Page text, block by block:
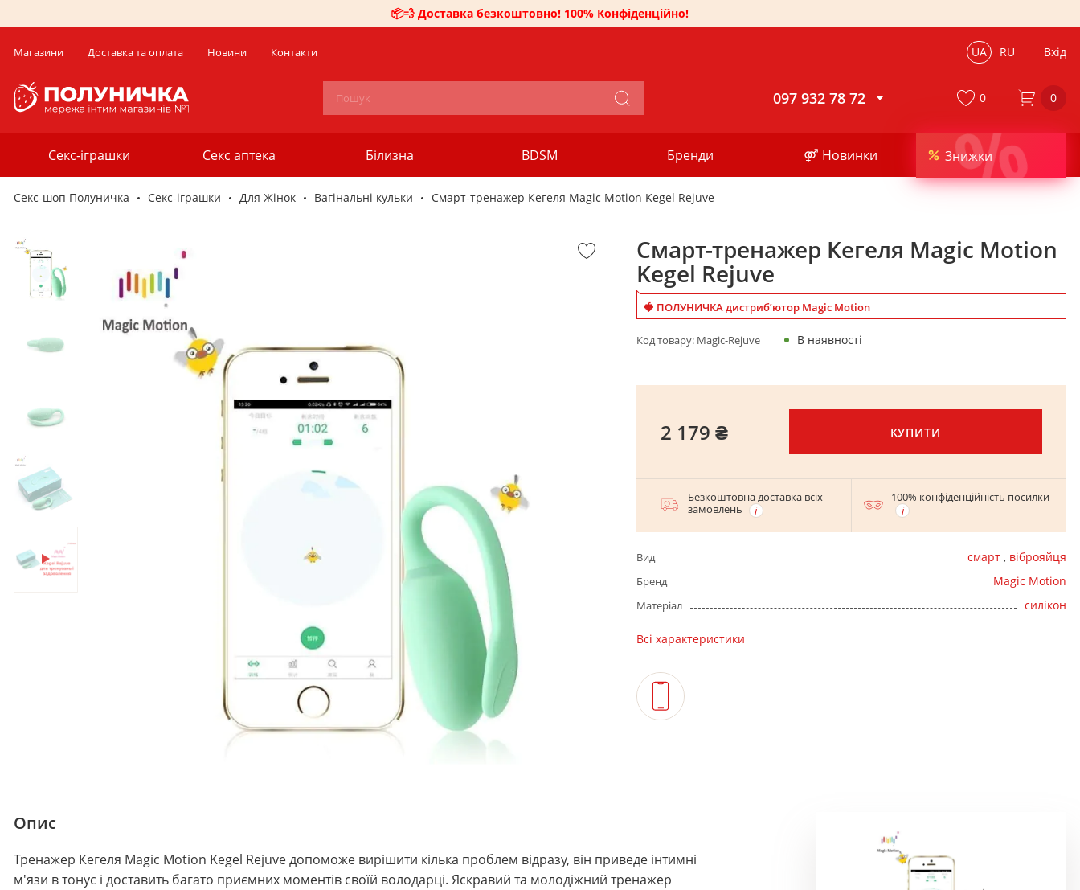
📦💨 Доставка безкоштовно! 100% Конфіденційно!
Магазини Доставка та оплата Новини Контакти UA RU Вхід
097 932 78 72 0
Секс-іграшки Секс аптека Білизна BDSM Бренди ⚤ Новинки %
Знижки
0
Секс-шоп Полуничка Секс-iграшки Для Жінок Вагінальні кульки Смарт-тренажер Кегеля Magic Motion Kegel Rejuve
Смарт-тренажер Кегеля Magic Motion
Kegel Rejuve
🍓 ПОЛУНИЧКА дистриб’ютор Magic Motion
Код товару: Magic-Rejuve В наявності
2 179 ₴ КУПИТИ
Безкоштовна доставка всіх
замовлень
100% конфіденційність посилки
Вид смарт , віброяйця
Бренд Magic Motion
Матеріал силікон
Всі характеристики
Опис
Тренажер Кегеля Magic Motion Kegel Rejuve допоможе вирішити кілька проблем відразу, він приведе інтимні
м'язи в тонус і доставить багато приємних моментів своїй володарці. Яскравий та молодіжний тренажер